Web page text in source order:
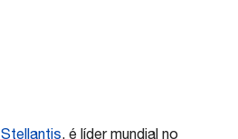
Stellantis, é líder mundial no